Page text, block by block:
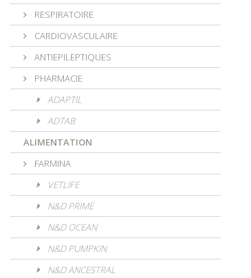
RESPIRATOIRE
CARDIOVASCULAIRE
ANTIEPILEPTIQUES
PHARMACIE
ADAPTIL
ADTAB
ALIMENTATION
FARMINA
VETLIFE
N&D PRIME
N&D OCEAN
N&D PUMPKIN
N&D ANCESTRAL